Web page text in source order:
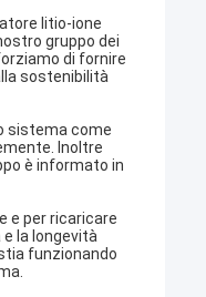
litio-ione
gruppo dei
di fornire
sostenibilità
sistema come
Inoltre
è informato in
e per ricaricare
la longevità
funzionando